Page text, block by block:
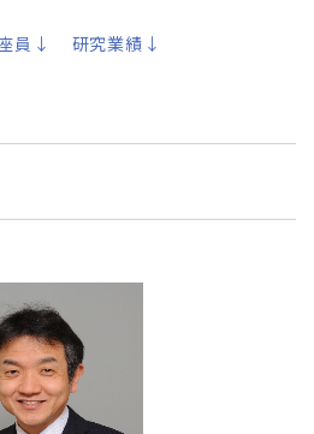
員↓
研究業績↓